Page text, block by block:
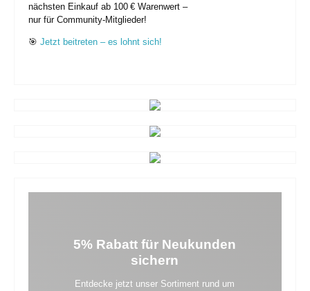
nächsten Einkauf ab 100 € Warenwert –
nur für Community-Mitglieder!
🎯 Jetzt beitreten – es lohnt sich!
5% Rabatt für Neukunden
sichern
Entdecke jetzt unser Sortiment rund um